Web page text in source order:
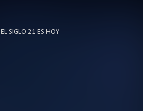
EL SIGLO 21 ES HOY